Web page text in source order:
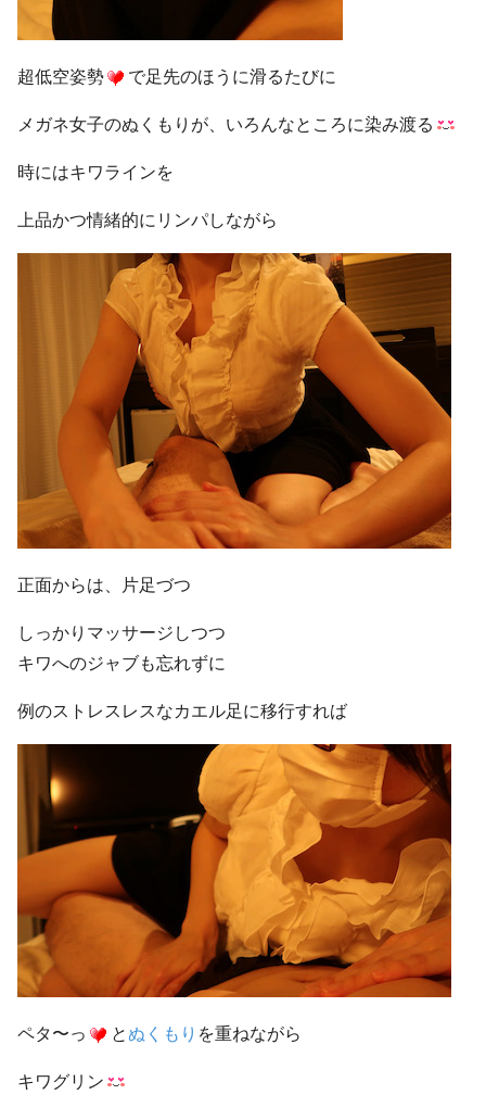
超低空姿勢 で足先のほうに滑るたびに
メガネ女子のぬくもりが、いろんなところに染み渡る
時にはキワラインを
上品かつ情緒的にリンパしながら
正面からは、片足づつ
しっかりマッサージしつつ
キワへのジャブも忘れずに
例のストレスレスなカエル足に移行すれば
ペタ〜っ と ぬくもり を重ねながら
キワグリン